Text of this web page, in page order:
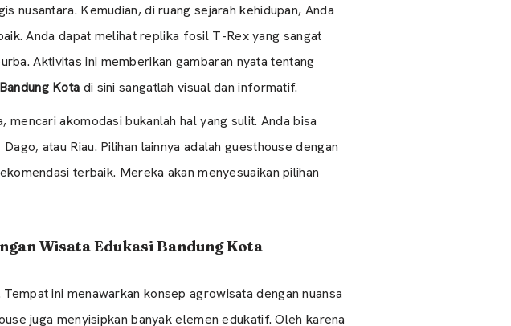
nusantara. Kemudian, di ruang sejarah kehidupan, Anda
Anda dapat melihat replika fosil T-Rex yang sangat
Aktivitas ini memberikan gambaran nyata tentang
Kota di sini sangatlah visual dan informatif.
akomodasi bukanlah hal yang sulit. Anda bisa
atau Riau. Pilihan lainnya adalah guesthouse dengan
terbaik. Mereka akan menyesuaikan pilihan
Wisata Edukasi Bandung Kota
ini menawarkan konsep agrowisata dengan nuansa
juga menyisipkan banyak elemen edukatif. Oleh karena